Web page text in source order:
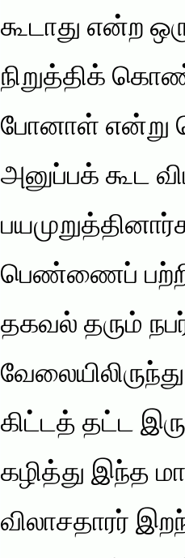
கூடாது என்ற
நிறுத்திக்
போனாள் என்று
அனுப்பக் கூட
பெண்ணைப் பற்றி
தகவல் தரும்
கிட்டத் தட்ட
கழித்து இந்த
விலாசதாரர்